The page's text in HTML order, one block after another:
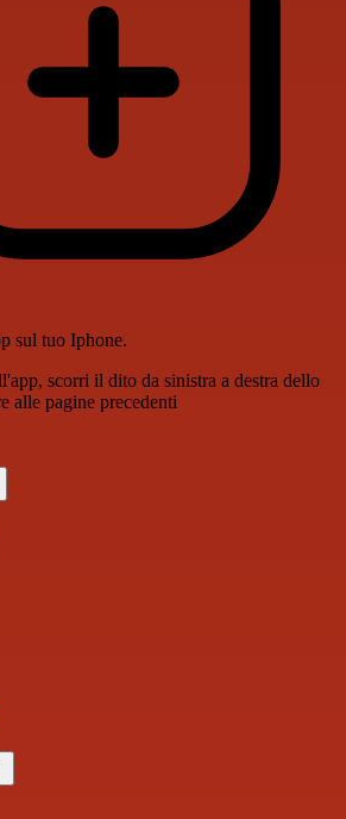
sul tuo Iphone.
scorri il dito da sinistra a destra dello
alle pagine precedenti